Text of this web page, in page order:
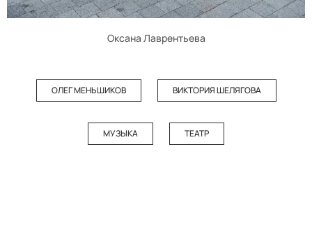
Оксана Лаврентьева
ОЛЕГ МЕНЬШИКОВ ВИКТОРИЯ ШЕЛЯГОВА
МУЗЫКА ТЕАТР